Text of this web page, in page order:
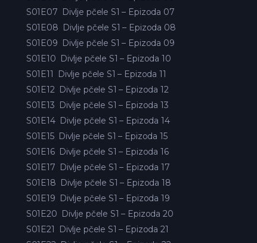
S01E07 Divlje pčele S1 – Epizoda 07
S01E08 Divlje pčele S1 – Epizoda 08
S01E09 Divlje pčele S1 – Epizoda 09
S01E10 Divlje pčele S1 – Epizoda 10
S01E11
Divlje pčele S1 – Epizoda 11
S01E12 Divlje pčele S1 – Epizoda 12
S01E13 Divlje pčele S1 – Epizoda 13
S01E14 Divlje pčele S1 – Epizoda 14
S01E15 Divlje pčele S1 – Epizoda 15
S01E16 Divlje pčele S1 – Epizoda 16
S01E17 Divlje pčele S1 – Epizoda 17
S01E18 Divlje pčele S1 – Epizoda 18
S01E19 Divlje pčele S1 – Epizoda 19
S01E20 Divlje pčele S1 – Epizoda 20
S01E21
Divlje pčele S1 – Epizoda 21